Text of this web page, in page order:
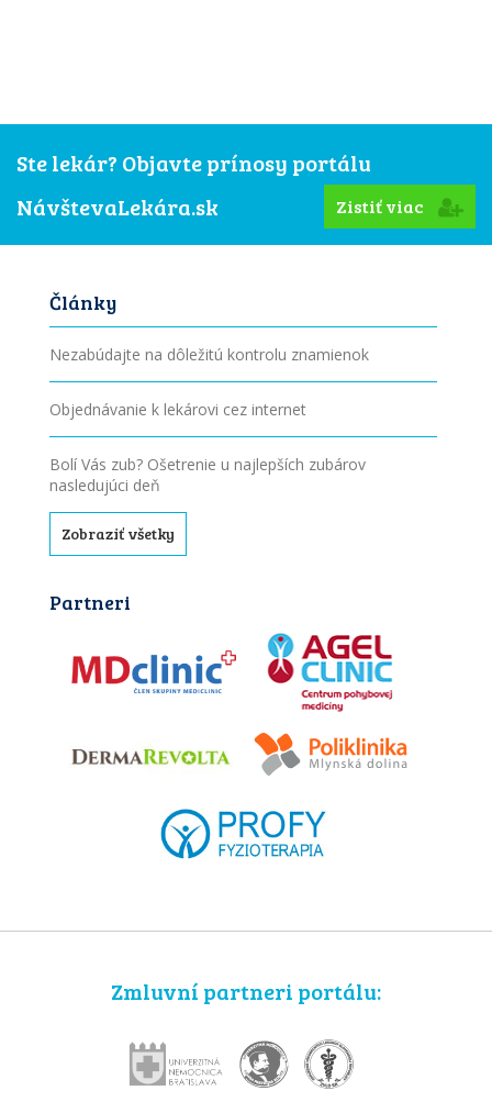
Ste lekár? Objavte prínosy portálu
NávštevaLekára.sk
Zistiť viac
Články
Nezabúdajte na dôležitú kontrolu znamienok
Objednávanie k lekárovi cez internet
Bolí Vás zub? Ošetrenie u najlepších zubárov
nasledujúci deň
Zobraziť všetky
Partneri
Zmluvní partneri portálu: